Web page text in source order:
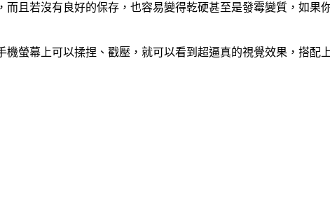
且若沒有良好的保存，也容易變得乾硬甚至是發霉變質，如果
螢幕上可以揉捏、戳壓，就可以看到超逼真的視覺效果，搭配